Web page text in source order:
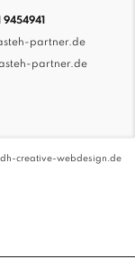
9454941
partner.de
partner.de
dh-creative-webdesign.de